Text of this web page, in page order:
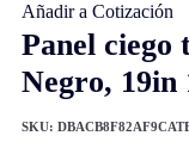
Panel ciego
Negro, 19in
Añadir a Cotización
SKU: DBACB8F82AF9